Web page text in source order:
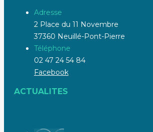
Adresse
2 Place du 11 Novembre
37360 Neuillé-Pont-Pierre
Téléphone
02 47 24 54 84
Facebook
ACTUALITES